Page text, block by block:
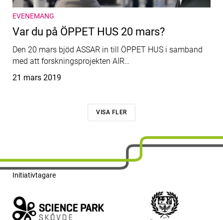
EVENEMANG
Var du på ÖPPET HUS 20 mars?
Den 20 mars bjöd ASSAR in till ÖPPET HUS i samband
med att forskningsprojekten AIR…
Publicerat
21 mars 2019
VISA FLER
Initiativtagare